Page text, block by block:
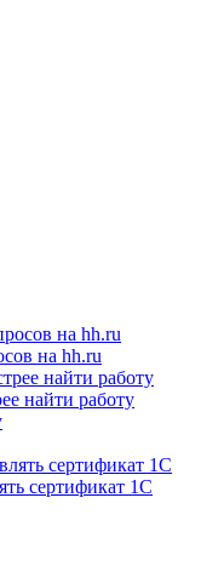
на hh.ru
найти работу
сертификат 1С